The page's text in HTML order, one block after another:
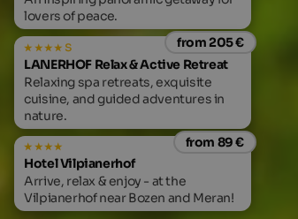
lovers of peace.
from 205 €
s
LANERHOF Relax & Active Retreat
Relaxing spa retreats, exquisite
cuisine, and guided adventures in
nature.
from 89 €
Hotel Vilpianerhof
Arrive, relax & enjoy - at the
Vilpianerhof near Bozen and Meran!